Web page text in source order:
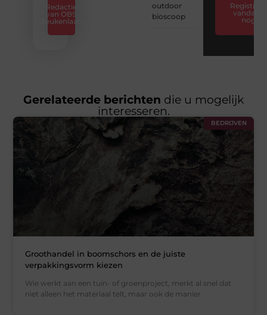
Redactie
van OBS
Beukenlaan
outdoor
bioscoop
Registreer
vandaag
nog
Gerelateerde berichten die u mogelijk
interesseren.
BEDRIJVEN
Groothandel in boomschors en de juiste
verpakkingsvorm kiezen
Wie werkt aan een tuin- of groenproject, merkt al snel dat
niet alleen het materiaal telt, maar ook de manier